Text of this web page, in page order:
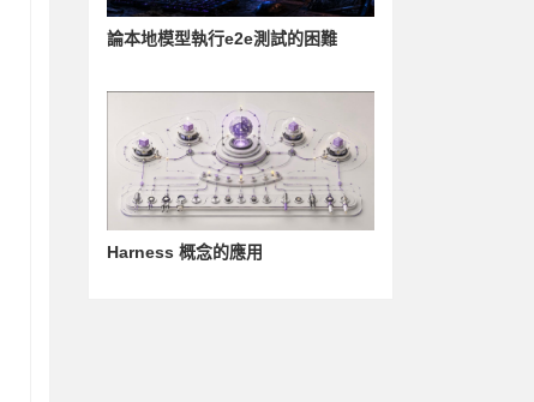
論本地模型執行e2e測試的困難
Harness 概念的應用